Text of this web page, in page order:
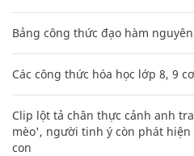
Bảng công thức đạo hàm
Các công thức hóa học lớp 8, 9
Clip lột tả chân thực cảnh anh
mèo', người tinh ý còn phát
con